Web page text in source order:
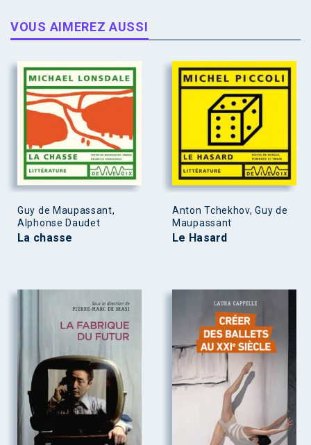
VOUS AIMEREZ AUSSI
Guy de Maupassant,
Alphonse Daudet
La chasse
Anton Tchekhov, Guy de
Maupassant
Le Hasard